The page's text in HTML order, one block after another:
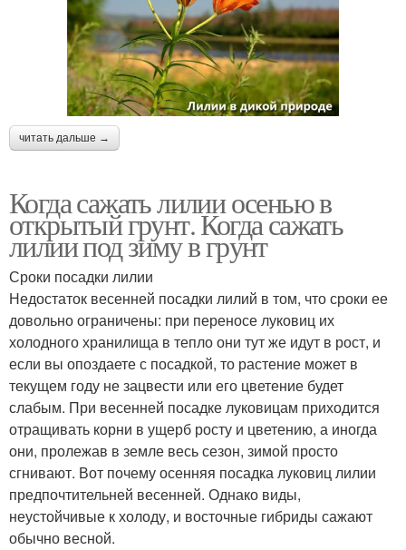
читать дальше →
Когда сажать лилии осенью в
открытый грунт. Когда сажать
лилии под зиму в грунт
Сроки посадки лилии
Недостаток весенней посадки лилий в том, что сроки ее
довольно ограничены: при переносе луковиц их
холодного хранилища в тепло они тут же идут в рост, и
если вы опоздаете с посадкой, то растение может в
текущем году не зацвести или его цветение будет
слабым. При весенней посадке луковицам приходится
отращивать корни в ущерб росту и цветению, а иногда
они, пролежав в земле весь сезон, зимой просто
сгнивают. Вот почему осенняя посадка луковиц лилии
предпочтительней весенней. Однако виды,
неустойчивые к холоду, и восточные гибриды сажают
обычно весной.